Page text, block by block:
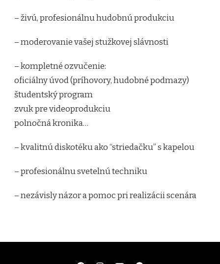
– živú, profesionálnu hudobnú produkciu
– moderovanie vašej stužkovej slávnosti
– kompletné ozvučenie:
oficiálny úvod (príhovory, hudobné podmazy)
študentský program
zvuk pre videoprodukciu
polnočná kronika…
– kvalitnú diskotéku ako “striedačku” s kapelou
– profesionálnu svetelnú techniku
– nezávisly názor a pomoc pri realizácii scenára